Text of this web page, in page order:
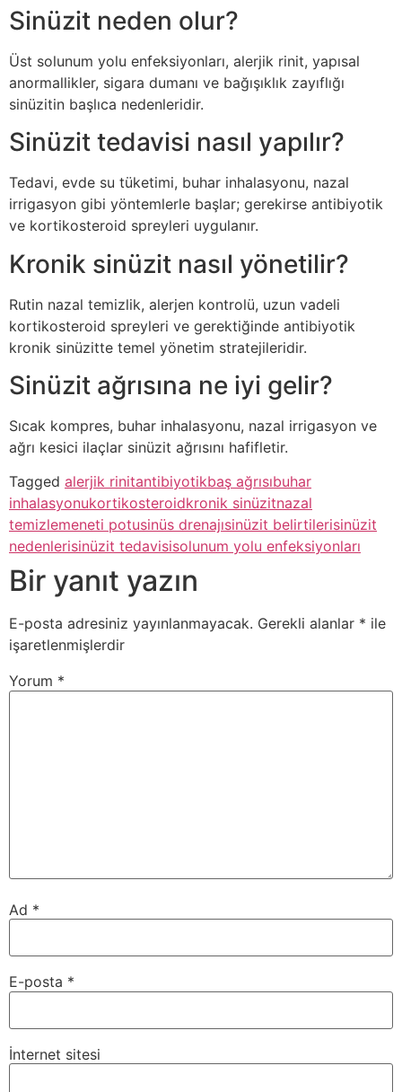
Sinüzit neden olur?
Üst solunum yolu enfeksiyonları, alerjik rinit, yapısal
anormallikler, sigara dumanı ve bağışıklık zayıflığı
sinüzitin başlıca nedenleridir.
Sinüzit tedavisi nasıl yapılır?
Tedavi, evde su tüketimi, buhar inhalasyonu, nazal
irrigasyon gibi yöntemlerle başlar; gerekirse antibiyotik
ve kortikosteroid spreyleri uygulanır.
Kronik sinüzit nasıl yönetilir?
Rutin nazal temizlik, alerjen kontrolü, uzun vadeli
kortikosteroid spreyleri ve gerektiğinde antibiyotik
kronik sinüzitte temel yönetim stratejileridir.
Sinüzit ağrısına ne iyi gelir?
Sıcak kompres, buhar inhalasyonu, nazal irrigasyon ve
ağrı kesici ilaçlar sinüzit ağrısını hafifletir.
Tagged alerjik rinitantibiyotikbaş ağrısıbuhar
inhalasyonukortikosteroidkronik sinüzitnazal
temizlemeneti potusinüs drenajısinüzit belirtilerisinüzit
nedenlerisinüzit tedavisisolunum yolu enfeksiyonları
Bir yanıt yazın
E-posta adresiniz yayınlanmayacak. Gerekli alanlar * ile
işaretlenmişlerdir
Yorum *
Ad *
E-posta *
İnternet sitesi